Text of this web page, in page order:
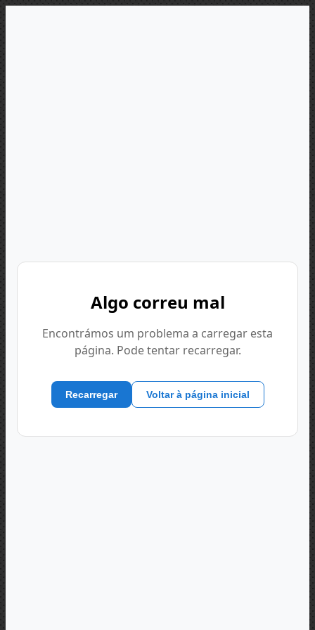
Algo correu mal
Encontrámos um problema a carregar esta
página. Pode tentar recarregar.
Recarregar Voltar à página inicial